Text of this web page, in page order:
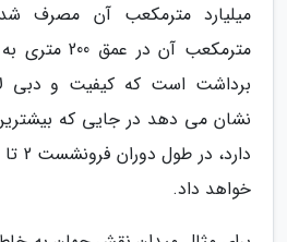
میلیارد مترمکعب آن مصرف
مترمکعب آن
برداشت است که کیفیت و دبی
نشان می دهد در جایی که
خواهد داد.